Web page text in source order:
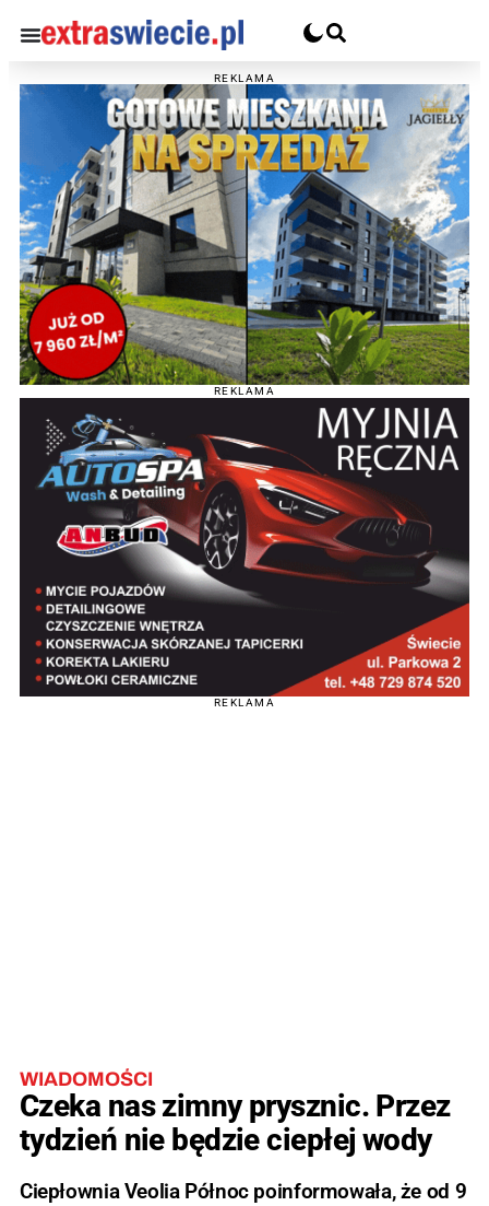
REKLAMA
REKLAMA
REKLAMA
WIADOMOŚCI
Czeka nas zimny prysznic. Przez
tydzień nie będzie ciepłej wody
Ciepłownia Veolia Północ poinformowała, że od 9